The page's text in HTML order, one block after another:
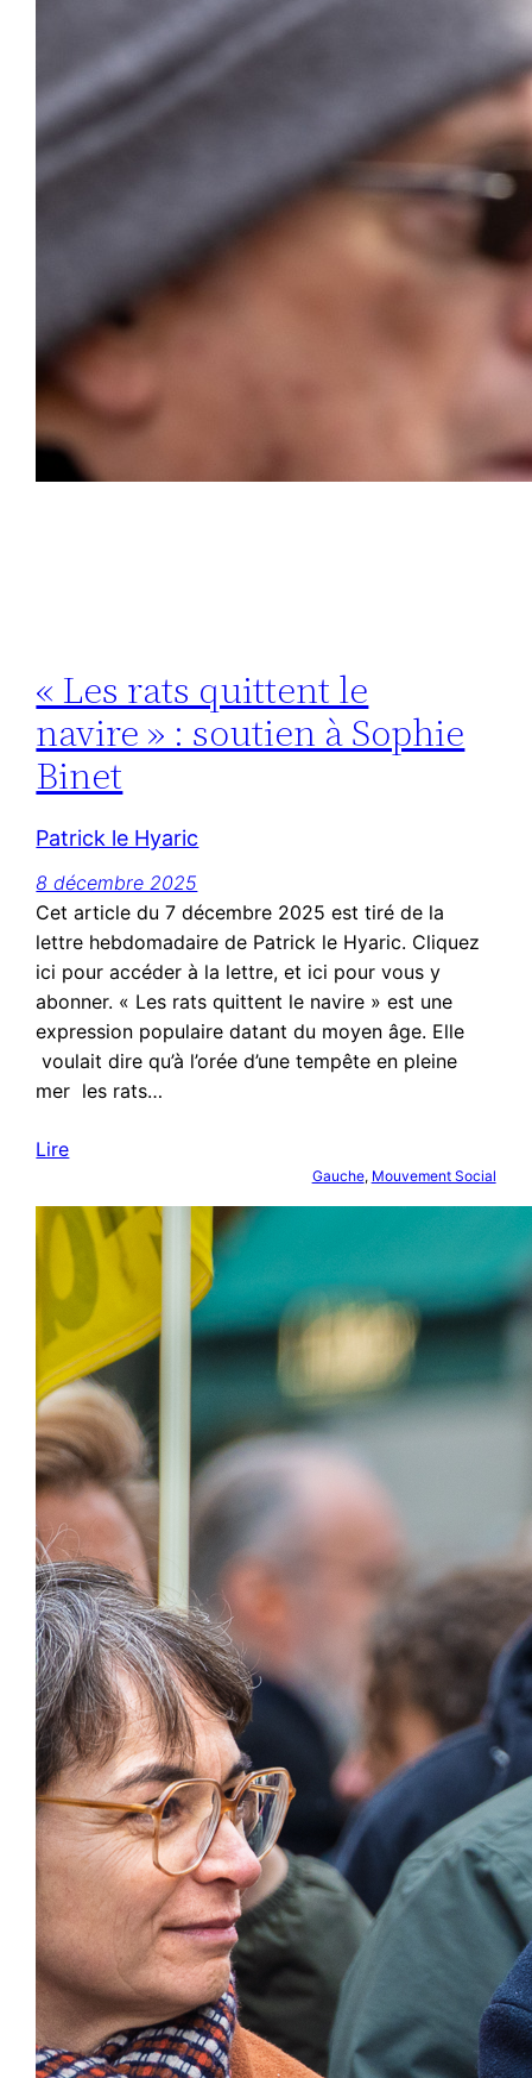
« Les rats quittent le
navire » : soutien à Sophie
Binet
Patrick le Hyaric
8 décembre 2025
Cet article du 7 décembre 2025 est tiré de la
lettre hebdomadaire de Patrick le Hyaric. Cliquez
ici pour accéder à la lettre, et ici pour vous y
abonner. « Les rats quittent le navire » est une
expression populaire datant du moyen âge. Elle
voulait dire qu’à l’orée d’une tempête en pleine
mer les rats…
Lire
Gauche, Mouvement Social